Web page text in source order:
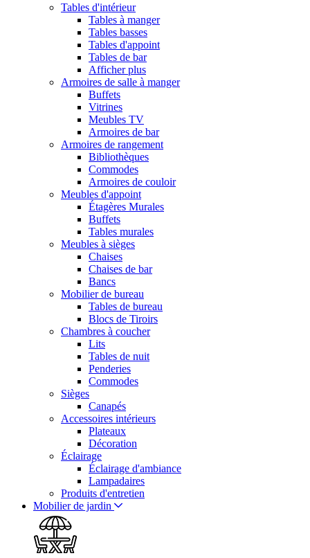
Tables d'intérieur
Tables à manger
Tables basses
Tables d'appoint
Tables de bar
Afficher plus
Armoires de salle à manger
Buffets
Vitrines
Meubles TV
Armoires de bar
Armoires de rangement
Bibliothèques
Commodes
Armoires de couloir
Meubles d'appoint
Étagères Murales
Buffets
Tables murales
Meubles à sièges
Chaises
Chaises de bar
Bancs
Mobilier de bureau
Tables de bureau
Blocs de Tiroirs
Chambres à coucher
Lits
Tables de nuit
Penderies
Commodes
Sièges
Canapés
Accessoires intérieurs
Plateaux
Décoration
Éclairage
Éclairage d'ambiance
Lampadaires
Produits d'entretien
Mobilier de jardin